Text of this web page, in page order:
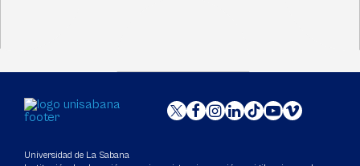
Universidad de La Sabana